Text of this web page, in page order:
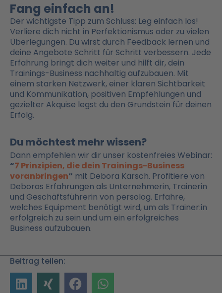
Fang einfach an!
Der wichtigste Tipp zum Schluss: Leg einfach los!
Verliere dich nicht in Perfektionismus oder zu vielen
Überlegungen. Du wirst durch Feedback lernen und
deine Angebote Schritt für Schritt verbessern. Jede
Erfahrung bringt dich weiter und hilft dir, dein
Trainings-Business nachhaltig aufzubauen. Mit
einem starken Netzwerk, einer klaren Sichtbarkeit
und Kommunikation, positiven Empfehlungen und
gezielter Akquise legst du den Grundstein für deinen
Erfolg.
Du möchtest mehr wissen?
Dann empfehlen wir dir unser kostenfreies Webinar:
“7 Prinzipien, die dein Trainings-Business
voranbringen“ mit Debora Karsch. Profitiere von
Deboras Erfahrungen als Unternehmerin, Trainerin
und Geschäftsführerin von persolog. Erfahre,
welches Equipment benötigt wird, um als Trainer:in
erfolgreich zu sein und um ein erfolgreiches
Business aufzubauen.
Beitrag teilen: